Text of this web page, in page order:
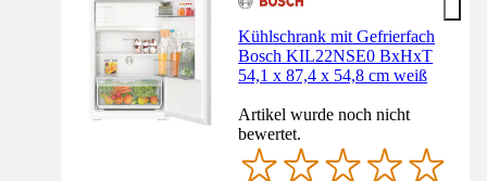
Kühlschrank mit Gefrierfach
Bosch KIL22NSE0 BxHxT
54,1 x 87,4 x 54,8 cm weiß
Artikel wurde noch nicht
bewertet.